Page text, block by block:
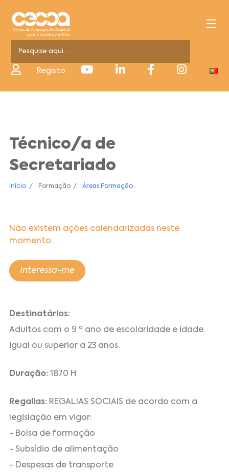
Registo
Técnico/a de
Secretariado
Início Formação Áreas Formação
Não existem ações calendarizadas neste
momento.
Interessa-me
Destinatários:
Adultos com o 9 º ano de escolaridade e idade
igual ou superior a 23 anos.
Duração:1870 H
Regalias: REGALIAS SOCIAIS de acordo com a
legislação em vigor:
- Bolsa de formação
- Subsídio de alimentação
- Despesas de transporte